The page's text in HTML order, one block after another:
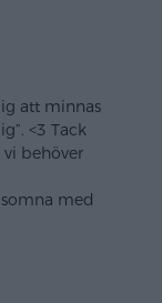
att minnas
<3 Tack
behöver
med